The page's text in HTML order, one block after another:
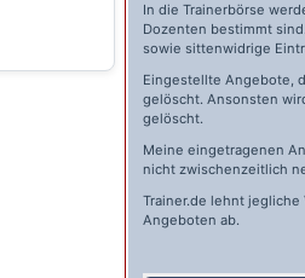
In die Trainerbörse
Dozenten bestimmt
sowie sittenwidrige
Eingestellte Angebote,
gelöscht. Ansonsten
gelöscht.
Meine eingetragenen
nicht zwischenzeitlich
Trainer.de lehnt jegliche
Angeboten ab.